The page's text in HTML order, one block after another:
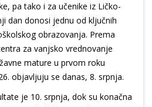
pa tako i za učenike iz Ličko-
dan donosi jednu od ključnih
obrazovanja. Prema
za vanjsko vrednovanje
mature u prvom roku
objavljuju se danas, 8. srpnja.
je 10. srpnja, dok su konačna